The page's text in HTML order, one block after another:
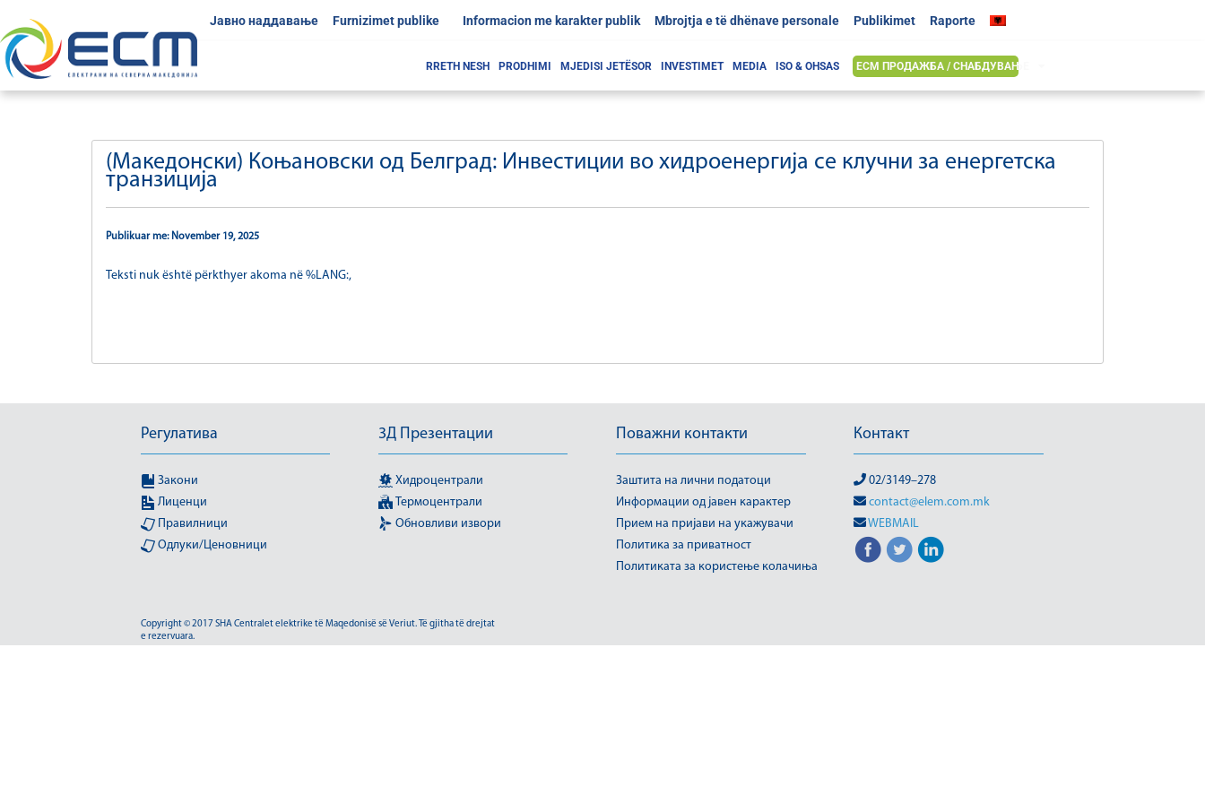
Јавно наддавање Furnizimet publike Informacion me karakter publik Mbrojtja e të dhënave personale Publikimet Raporte
RRETH NESH PRODHIMI MJEDISI JETËSOR INVESTIMET MEDIA ISO & OHSAS ЕСМ ПРОДАЖБА / СНАБДУВАЊЕ
(Македонски) Коњановски од Белград: Инвестиции во хидроенергија се клучни за енергетска
транзиција
Publikuar me: November 19, 2025
Teksti nuk është përkthyer akoma në %LANG:,
Регулатива
Закони
Лиценци
Правилници
Одлуки/Ценовници
3Д Презентации
Хидроцентрали
Термоцентрали
Обновливи извори
Поважни контакти
Заштита на лични податоци
Информации од јавен карактер
Прием на пријави на укажувачи
Политика за приватност
Политиката за користење колачиња
Контакт
02/3149–278
contact@elem.com.mk
WEBMAIL
Copyright © 2017 SHA Centralet elektrike të Maqedonisë së Veriut. Të gjitha të drejtat
e rezervuara.